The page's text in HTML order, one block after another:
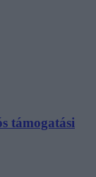
támogatási